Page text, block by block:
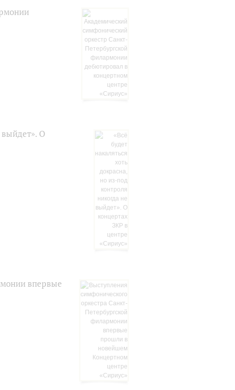
выйдет». О
впервые